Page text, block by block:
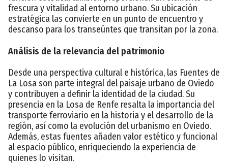
frescura y vitalidad al entorno urbano. Su ubicación
estratégica las convierte en un punto de encuentro y
descanso para los transeúntes que transitan por la zona.
Análisis de la relevancia del patrimonio
Desde una perspectiva cultural e histórica, las Fuentes de
La Losa son parte integral del paisaje urbano de Oviedo
y contribuyen a definir la identidad de la ciudad. Su
presencia en la Losa de Renfe resalta la importancia del
transporte ferroviario en la historia y el desarrollo de la
región, así como la evolución del urbanismo en Oviedo.
Además, estas fuentes añaden valor estético y funcional
al espacio público, enriqueciendo la experiencia de
quienes lo visitan.